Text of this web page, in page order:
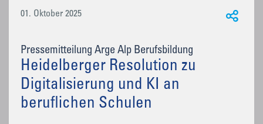
01. Oktober 2025
Pressemitteilung Arge Alp Berufsbildung
Heidelberger Resolution zu
Digitalisierung und KI an
beruflichen Schulen